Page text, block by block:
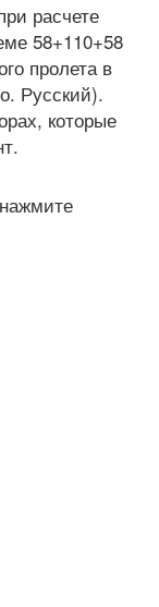
расчете
58+110+58
пролета в
Русский).
которые